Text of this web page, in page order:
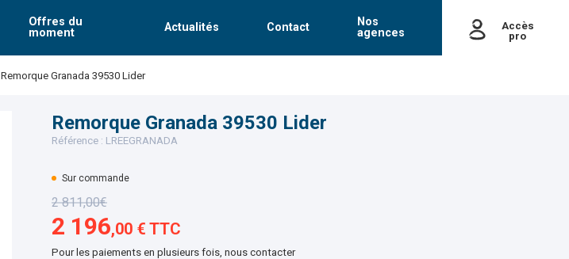
Offres du
moment
Actualités Contact
Nos
agences
Accès
pro
Mot de passe
Mot de passe oublié
Remorque Granada 39530 Lider
2 811,00€
2 196,00 € TTC
Pour les paiements en plusieurs fois, nous contacter
Sur commande
Remorque Granada 39530 Lider
Référence : LREEGRANADA